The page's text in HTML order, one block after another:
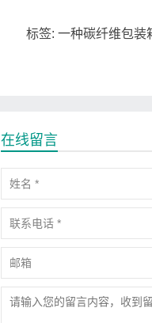
标签: 一种碳纤维包装
在线留言